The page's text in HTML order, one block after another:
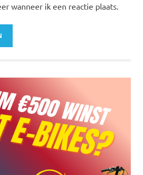
wanneer ik een reactie plaats.